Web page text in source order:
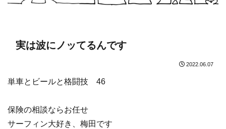
実は波にノッてるんです
2022.06.07
単車とビールと格闘技 46
保険の相談ならお任せ
サーフィン大好き、梅田です